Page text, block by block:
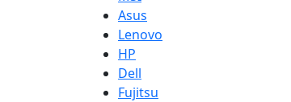
Asus
Lenovo
HP
Dell
Fujitsu